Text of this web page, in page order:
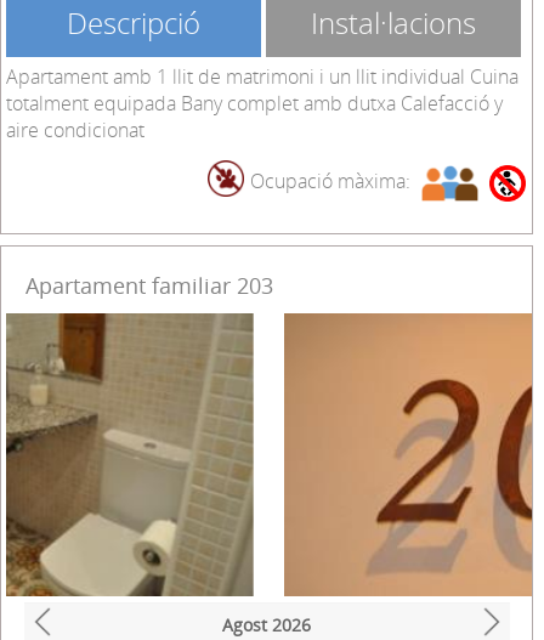
Descripció Instal·lacions
Apartament amb 1 llit de matrimoni i un llit individual Cuina
totalment equipada Bany complet amb dutxa Calefacció y
aire condicionat
Ocupació màxima:
Apartament familiar 203
Agost 2026